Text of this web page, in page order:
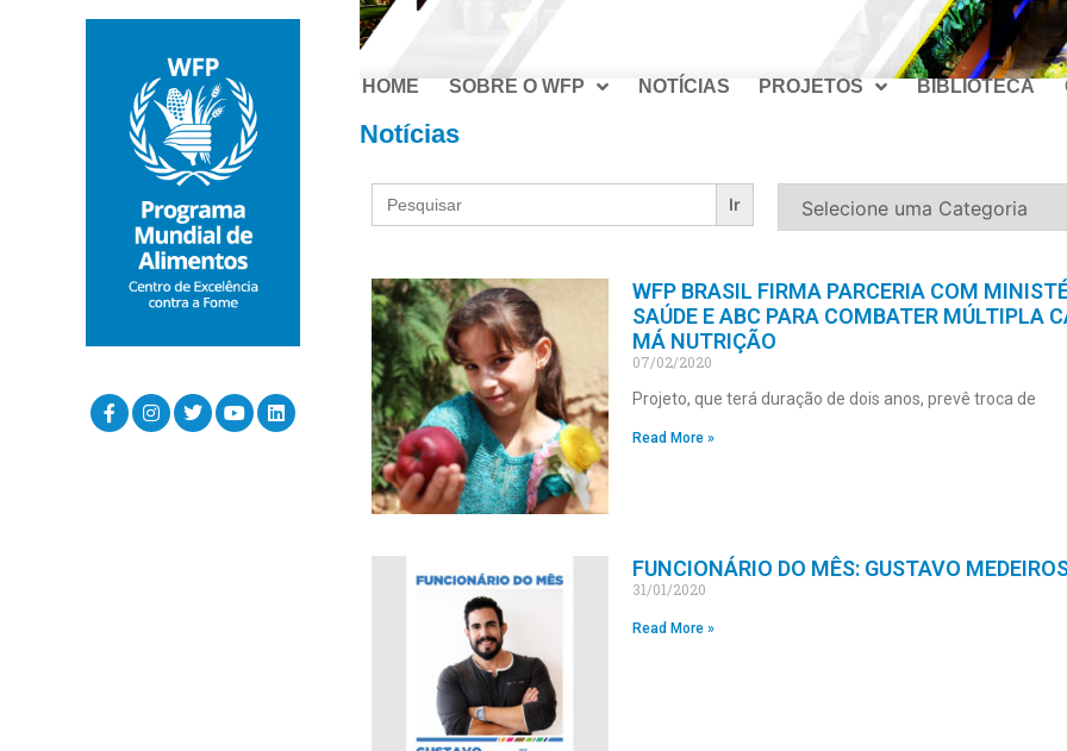
HOME SOBRE O WFP NOTÍCIAS PROJETOS BIBLIOTECA
Notícias
Search
for:
WFP BRASIL FIRMA PARCERIA COM
SAÚDE E ABC PARA COMBATER MÚLTIPLA
MÁ NUTRIÇÃO
07/02/2020
Projeto, que terá duração de dois anos, prevê troca de
Read More »
FUNCIONÁRIO DO MÊS: GUSTAVO
31/01/2020
Read More »